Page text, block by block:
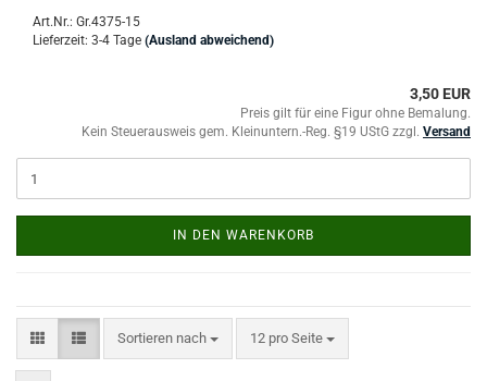
Art.Nr.: Gr.4375-15
Lieferzeit: 3-4 Tage (Ausland abweichend)
3,50 EUR
Preis gilt für eine Figur ohne Bemalung.
Kein Steuerausweis gem. Kleinuntern.-Reg. §19 UStG zzgl. Versand
IN DEN WARENKORB
Sortieren nach
Sortieren nach 12 pro Seite
pro Seite